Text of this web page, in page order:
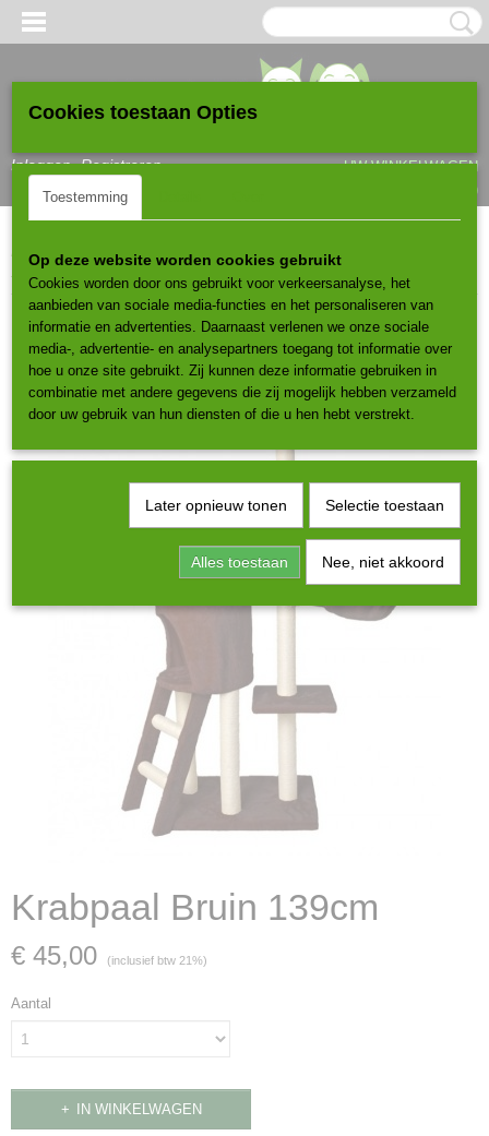
Inloggen Registreren
UW WINKELWAGEN
(0)
Home > Krabpalen Vanaf 100cm tot 150cm >
139cm
Krabpaal Bruin 139cm
€ 45,00 (inclusief btw 21%)
Aantal
IN WINKELWAGEN
Cookies toestaan Opties
Toestemming
Op deze website worden cookies gebruikt
Cookies worden door ons gebruikt voor verkeersanalyse, het
aanbieden van sociale media-functies en het personaliseren van
informatie en advertenties. Daarnaast verlenen we onze sociale
media-, advertentie- en analysepartners toegang tot informatie over
hoe u onze site gebruikt. Zij kunnen deze informatie gebruiken in
combinatie met andere gegevens die zij mogelijk hebben verzameld
door uw gebruik van hun diensten of die u hen hebt verstrekt.
Later opnieuw tonen Selectie toestaan
Alles toestaan Nee, niet akkoord